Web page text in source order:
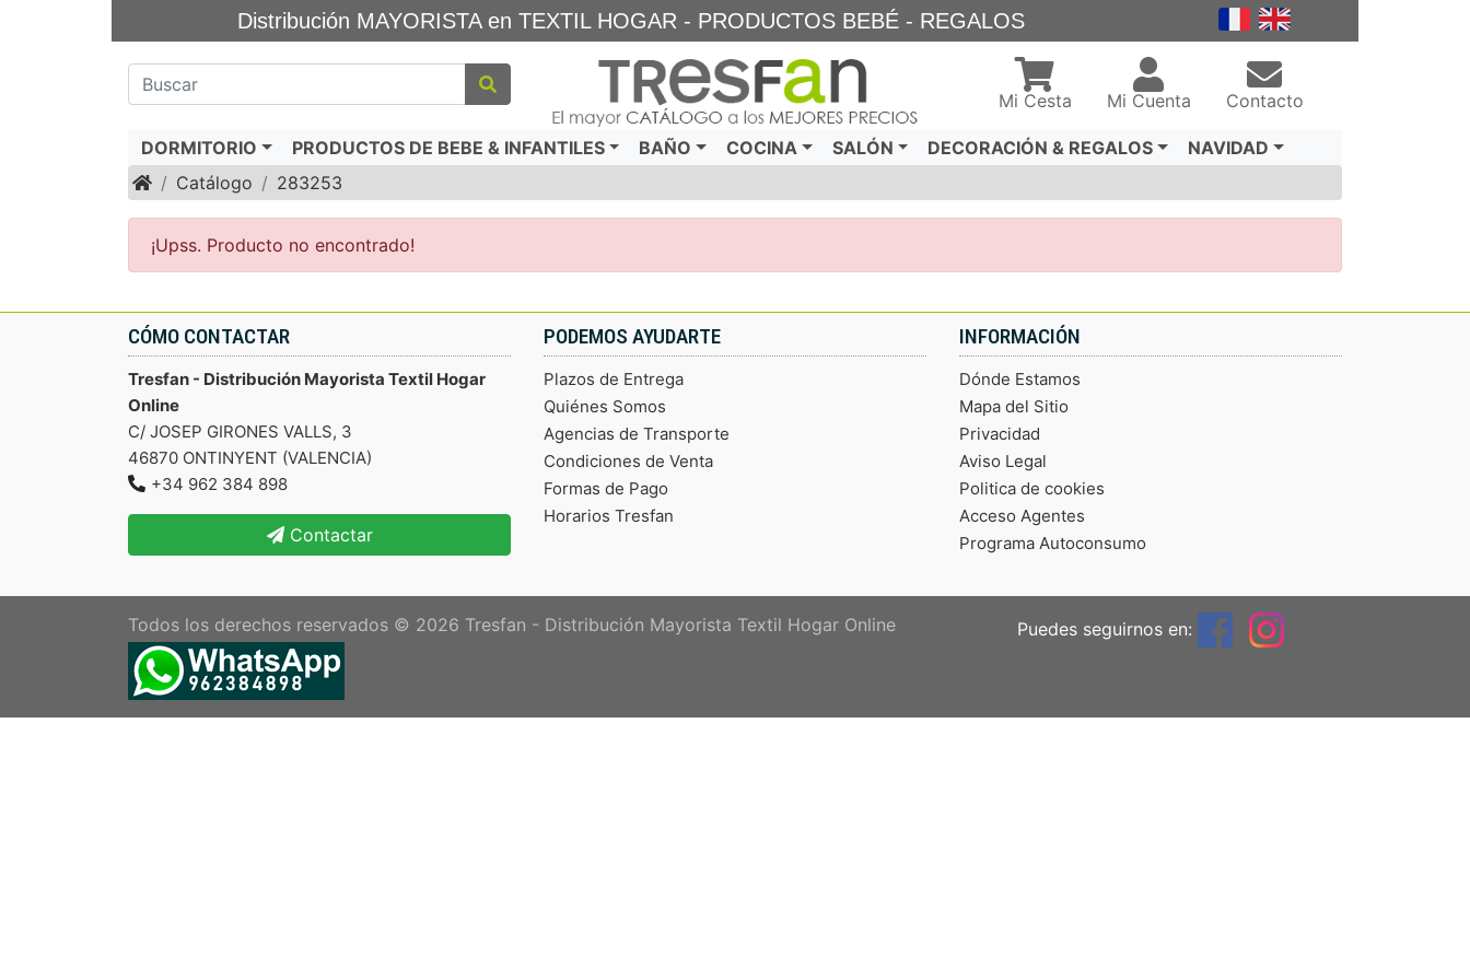
Distribución MAYORISTA en TEXTIL HOGAR - PRODUCTOS BEBÉ - REGALOS
Mi Cesta Mi Cuenta Contacto
DORMITORIO PRODUCTOS DE BEBE & INFANTILES BAÑO COCINA SALÓN DECORACIÓN & REGALOS
NAVIDAD
InicioCatálogo 283253
¡Upss. Producto no encontrado!
CÓMO CONTACTAR
Tresfan - Distribución Mayorista Textil Hogar
Online
C/ JOSEP GIRONES VALLS, 3
46870 ONTINYENT (VALENCIA)
+34 962 384 898
Contactar
PODEMOS AYUDARTE
Plazos de Entrega
Quiénes Somos
Agencias de Transporte
Condiciones de Venta
Formas de Pago
Horarios Tresfan
INFORMACIÓN
Dónde Estamos
Mapa del Sitio
Privacidad
Aviso Legal
Politica de cookies
Acceso Agentes
Programa Autoconsumo
Todos los derechos reservados © 2026 Tresfan - Distribución Mayorista Textil Hogar Online Puedes seguirnos en: